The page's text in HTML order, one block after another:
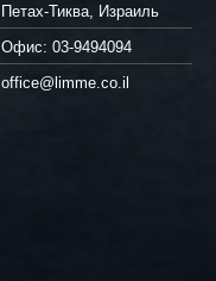
Петах-Тиква, Израиль
Офис: 03-9494094
office@limme.co.il